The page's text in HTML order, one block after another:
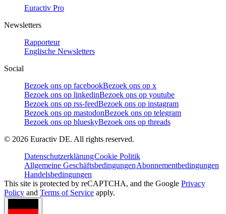
Euractiv Pro
Newsletters
Rapporteur
Englische Newsletters
Social
Bezoek ons op facebookBezoek ons op x
Bezoek ons op linkedinBezoek ons op youtube
Bezoek ons op rss-feedBezoek ons op instagram
Bezoek ons op mastodonBezoek ons op telegram
Bezoek ons op blueskyBezoek ons op threads
© 2026 Euractiv DE. All rights reserved.
DatenschutzerklärungCookie Politik
Allgemeine GeschäftsbedingungenAbonnementbedingungen
Handelsbedingungen
This site is protected by reCAPTCHA, and the Google Privacy
Policy and Terms of Service apply.